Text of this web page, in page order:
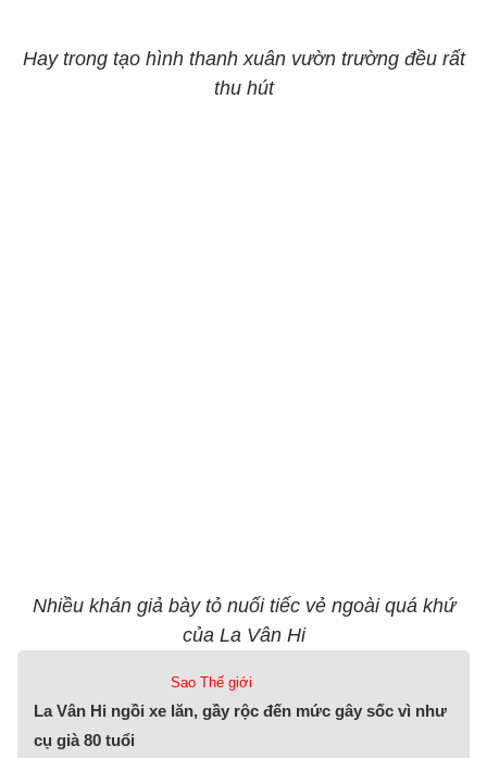
Hay trong tạo hình thanh xuân vườn trường đều rất
thu hút
Nhiều khán giả bày tỏ nuối tiếc vẻ ngoài quá khứ
của La Vân Hi
Sao Thế giới
La Vân Hi ngồi xe lăn, gầy rộc đến mức gây sốc vì như
cụ già 80 tuổi